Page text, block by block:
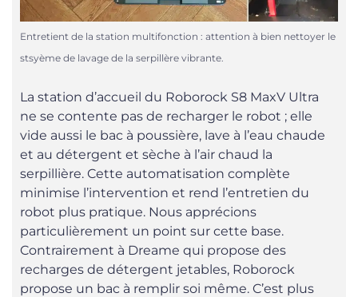
Entretient de la station multifonction : attention à bien nettoyer le
stsyème de lavage de la serpillère vibrante.
La station d’accueil du Roborock S8 MaxV Ultra
ne se contente pas de recharger le robot ; elle
vide aussi le bac à poussière, lave à l’eau chaude
et au détergent et sèche à l’air chaud la
serpillière. Cette automatisation complète
minimise l’intervention et rend l’entretien du
robot plus pratique. Nous apprécions
particulièrement un point sur cette base.
Contrairement à Dreame qui propose des
recharges de détergent jetables, Roborock
propose un bac à remplir soi même. C’est plus